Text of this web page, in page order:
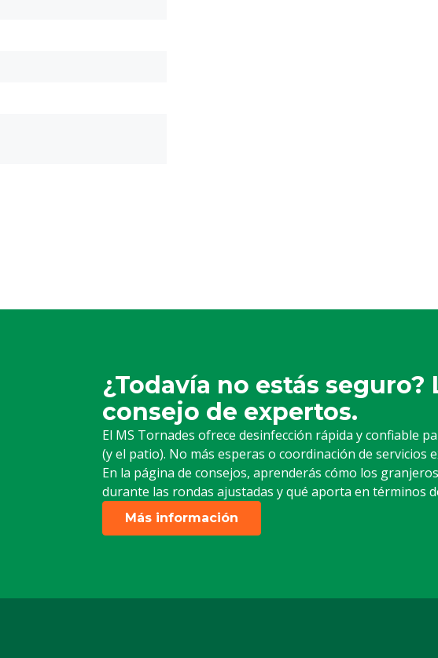
Polietileno
fecha de entrega, no hay
desgastadas / el
/ daños por
mantenimiento
sido encargado
¿Todavía no estás seguro?
consejo de expertos.
El MS Tornades ofrece desinfección rápida y confiable
(y el patio). No más esperas o coordinación de servicios
En la página de consejos, aprenderás cómo los
durante las rondas ajustadas y qué aporta en términos
Más información